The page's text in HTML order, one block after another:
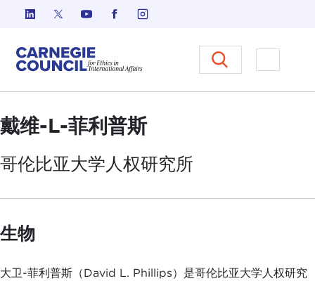
跳至内容
Carnegie Council 国际事务中的
打开菜单
戴维-L-菲利普斯
哥伦比亚大学人权研究所
生物
大卫-菲利普斯（David L. Phillips）是哥伦比亚大学人权研究